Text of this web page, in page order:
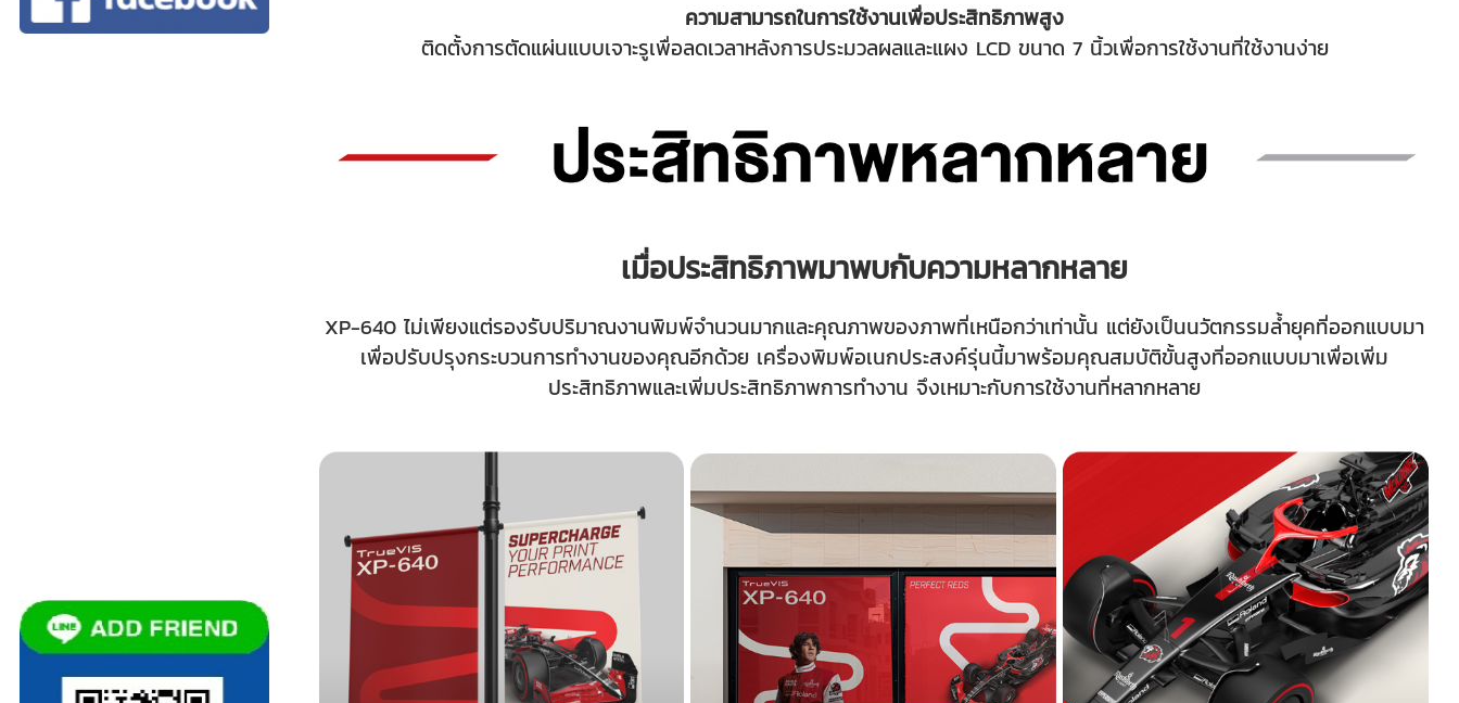
ความสามารถในการใช้งานเพื่อประสิทธิภาพสูง
ติดตั้งการตัดแผ่นแบบเจาะรูเพื่อลดเวลาหลังการประมวลผลและแผง LCD ขนาด 7 นิ้วเพื่อการใช้งานที่ใช้งานง่าย
เมื่อประสิทธิภาพมาพบกับความหลากหลาย
XP-640 ไม่เพียงแต่รองรับปริมาณงานพิมพ์จำนวนมากและคุณภาพของภาพที่เหนือกว่าเท่านั้น แต่ยังเป็นนวัตกรรมล้ำยุคที่ออกแบบมา
เพื่อปรับปรุงกระบวนการทำงานของคุณอีกด้วย เครื่องพิมพ์อเนกประสงค์รุ่นนี้มาพร้อมคุณสมบัติขั้นสูงที่ออกแบบมาเพื่อเพิ่ม
ประสิทธิภาพและเพิ่มประสิทธิภาพการทำงาน จึงเหมาะกับการใช้งานที่หลากหลาย